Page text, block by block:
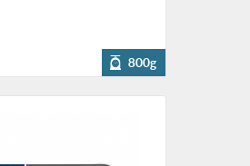
800g